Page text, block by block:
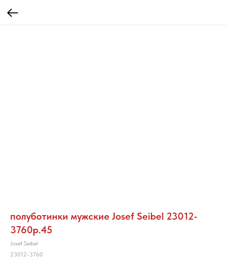
полуботинки мужские Josef Seibel 23012-
3760р.45
Josef Seibel
23012-3760